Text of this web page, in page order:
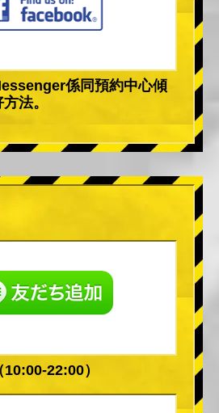
係同預約中心傾
法。
22:00）